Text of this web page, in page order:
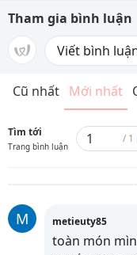
Tham gia bình luận
Cũ nhất Mới nhất
Tìm tới
Trang bình luận
/ 1
M metieuty85
toàn món